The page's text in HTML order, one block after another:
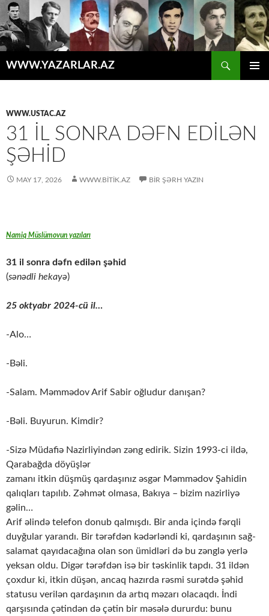
WWW.YAZARLAR.AZ
WWW.USTAC.AZ
31 IL SONRA DƏFN EDILƏN
ŞƏHID
MAY 17, 2026 WWW.BITIK.AZ BIR ŞƏRH YAZIN
Namiq Müslümovun yazıları
31 il sonra dəfn edilən şəhid
(sənədli hekayə)
25 oktyabr 2024-cü il…
-Alo…
-Bəli.
-Salam. Məmmədov Arif Sabir oğludur danışan?
-Bəli. Buyurun. Kimdir?
-Sizə Müdafiə Nazirliyindən zəng edirik. Sizin 1993-ci ildə,
Qarabağda döyüşlər
zamanı itkin düşmüş qardaşınız əsgər Məmmədov Şahidin
qalıqları tapılıb. Zəhmət olmasa, Bakıya – bizim nazirliyə
gəlin…
Arif əlində telefon donub qalmışdı. Bir anda içində fərqli
duyğular yarandı. Bir tərəfdən kədərləndi ki, qardaşının sağ-
salamat qayıdacağına olan son ümidləri də bu zənglə yerlə
yeksan oldu. Digər tərəfdən isə bir təskinlik tapdı. 31 ildən
çoxdur ki, itkin düşən, ancaq hazırda rəsmi surətdə şəhid
statusu verilən qardaşının da artıq məzarı olacaqdı. İndi
qarşısında çətindən də çətin bir məsələ dururdu: bunu